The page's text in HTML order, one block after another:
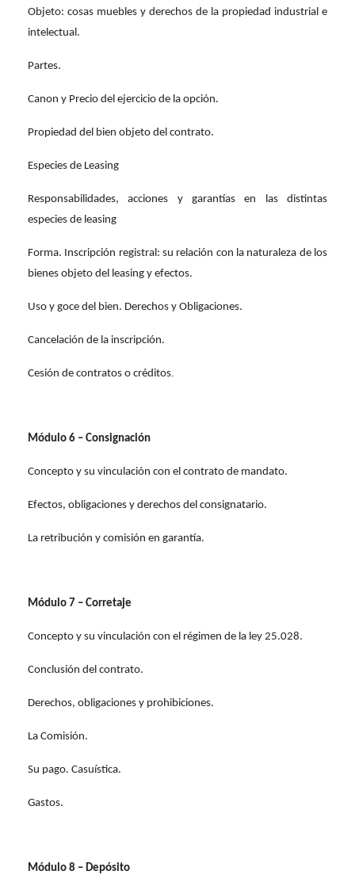
Objeto: cosas muebles y derechos de la propiedad industrial e
intelectual.
Partes.
Canon y Precio del ejercicio de la opción.
Propiedad del bien objeto del contrato.
Especies de Leasing
Responsabilidades, acciones y garantías en las distintas
especies de leasing
Forma. Inscripción registral: su relación con la naturaleza de los
bienes objeto del leasing y efectos.
Uso y goce del bien. Derechos y Obligaciones.
Cancelación de la inscripción.
Cesión de contratos o créditos.
Módulo 6 – Consignación
Concepto y su vinculación con el contrato de mandato.
Efectos, obligaciones y derechos del consignatario.
La retribución y comisión en garantía.
Módulo 7 – Corretaje
Concepto y su vinculación con el régimen de la ley 25.028.
Conclusión del contrato.
Derechos, obligaciones y prohibiciones.
La Comisión.
Su pago. Casuística.
Gastos.
Módulo 8 – Depósito